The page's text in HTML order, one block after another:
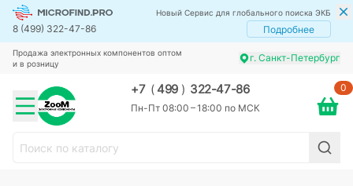
Новый Сервис для глобального поиска ЭКБ
8 (499) 322-47-86 Подробнее
Продажа электронных компонентов оптом
и в розницу
г. Санкт-Петербург
+7 (499 ) 322-47-86
Пн-Пт 08:00 – 18:00 по МСК
0